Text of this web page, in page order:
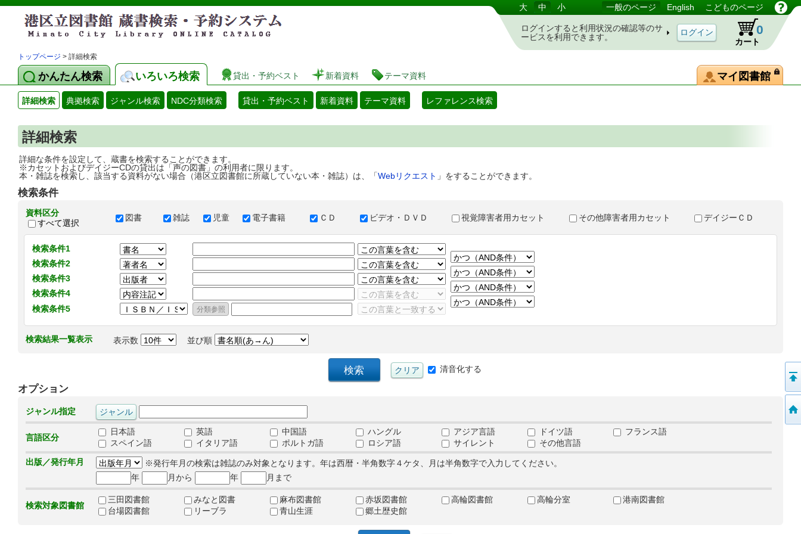
港区立図書館 蔵書検索・予約システム 大 中 小 一般のページ English こどものページ
ログインすると利用状況の確認等のサ
ービスを利用できます。
カート
0
トップページ > 詳細検索
かんたん検索 いろいろ検索 貸出・予約ベスト 新着資料 テーマ資料 マイ図書館
詳細検索 典拠検索 ジャンル検索 NDC分類検索 貸出・予約ベスト 新着資料 テーマ資料 レファレンス検索
詳細検索
詳細な条件を設定して、蔵書を検索することができます。
※カセットおよびデイジーCDの貸出は「声の図書」の利用者に限ります。
本・雑誌を検索し、該当する資料がない場合（港区立図書館に所蔵していない本・雑誌）は、「Webリクエスト 」をすることができます。
検索条件
資料区分
すべて選択
図書 雑誌 児童 電子書籍 ＣＤ ビデオ・ＤＶＤ 視覚障害者用カセット その他障害者用カセット デイジーＣＤ
検索条件1
検索条件2
検索条件3
検索条件4
検索条件5
検索結果一覧表示 表示数 並び順
清音化する
オプション
ジャンル指定
言語区分
日本語 英語 中国語 ハングル アジア言語 ドイツ語
フランス語
スペイン語
イタリア語 ポルトガ語 ロシア語 サイレント
その他言語
出版／発行年月
※発行年月の検索は雑誌のみ対象となります。年は西暦・半角数字４ケタ、月は半角数字で入力してください。
年
月から 年 月まで
検索対象図書館
三田図書館 みなと図書 麻布図書館 赤坂図書館 高輪図書館 高輪分室
港南図書館
台場図書館
リーブラ 青山生涯 郷土歴史館